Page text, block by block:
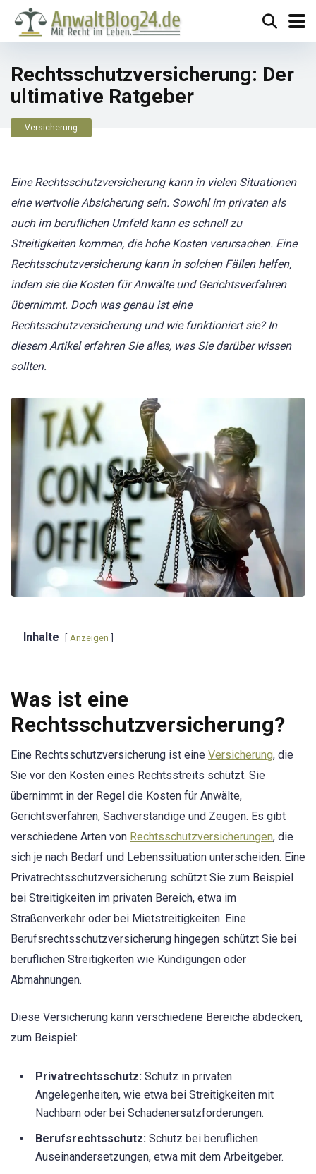
Rechtsschutzversicherung: Der
ultimative Ratgeber
Versicherung
Eine Rechtsschutzversicherung kann in vielen Situationen
eine wertvolle Absicherung sein. Sowohl im privaten als
auch im beruflichen Umfeld kann es schnell zu
Streitigkeiten kommen, die hohe Kosten verursachen. Eine
Rechtsschutzversicherung kann in solchen Fällen helfen,
indem sie die Kosten für Anwälte und Gerichtsverfahren
übernimmt. Doch was genau ist eine
Rechtsschutzversicherung und wie funktioniert sie? In
diesem Artikel erfahren Sie alles, was Sie darüber wissen
sollten.
Inhalte Anzeigen
Was ist eine
Rechtsschutzversicherung?
Eine Rechtsschutzversicherung ist eine Versicherung, die
Sie vor den Kosten eines Rechtsstreits schützt. Sie
übernimmt in der Regel die Kosten für Anwälte,
Gerichtsverfahren, Sachverständige und Zeugen. Es gibt
verschiedene Arten von Rechtsschutzversicherungen, die
sich je nach Bedarf und Lebenssituation unterscheiden. Eine
Privatrechtsschutzversicherung schützt Sie zum Beispiel
bei Streitigkeiten im privaten Bereich, etwa im
Straßenverkehr oder bei Mietstreitigkeiten. Eine
Berufsrechtsschutzversicherung hingegen schützt Sie bei
beruflichen Streitigkeiten wie Kündigungen oder
Abmahnungen.
Diese Versicherung kann verschiedene Bereiche abdecken,
zum Beispiel:
Privatrechtsschutz: Schutz in privaten
Angelegenheiten, wie etwa bei Streitigkeiten mit
Nachbarn oder bei Schadenersatzforderungen.
Berufsrechtsschutz: Schutz bei beruflichen
Auseinandersetzungen, etwa mit dem Arbeitgeber.